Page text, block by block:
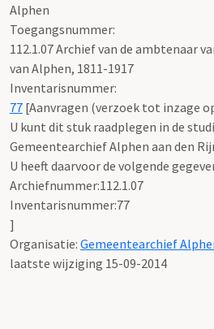
Alphen
Toegangsnummer:
112.1.07 Archief van de ambtenaar
van Alphen, 1811-1917
Inventarisnummer:
77 [Aanvragen (verzoek tot inzage
U kunt dit stuk raadplegen in de
Gemeentearchief Alphen aan den
U heeft daarvoor de volgende
Archiefnummer:112.1.07
Inventarisnummer:77
]
Organisatie: Gemeentearchief
laatste wijziging 15-09-2014